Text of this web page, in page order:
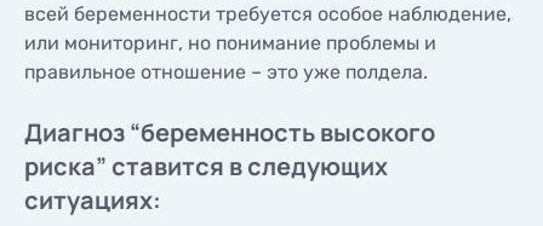
всей беременности требуется особое наблюдение,
или мониторинг, но понимание проблемы и
правильное отношение – это уже полдела.
Диагноз “беременность высокого
риска” ставится в следующих
ситуациях: